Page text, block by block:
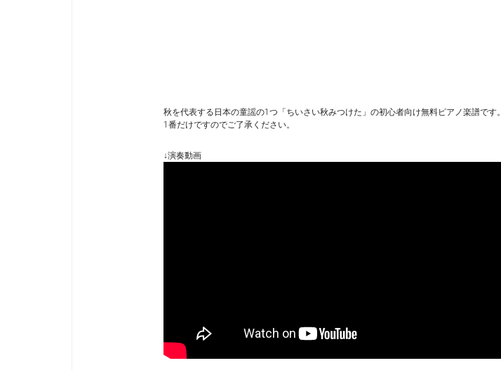
秋を代表する日本の童謡の1つ「ちいさい秋みつけた」の初心者向け無料ピアノ楽譜です。
1番だけですのでご了承ください。
↓演奏動画